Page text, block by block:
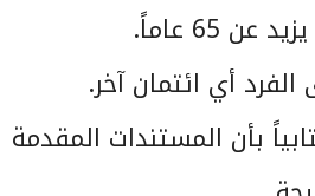
أي ائتمان آخر.
بأن المستندات المقدمة